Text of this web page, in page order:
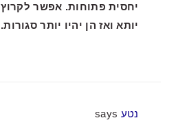
יחסית פתוחות. אפשר לקרוץ
יותא ואז הן יהיו יותר סגורות.
נטע says